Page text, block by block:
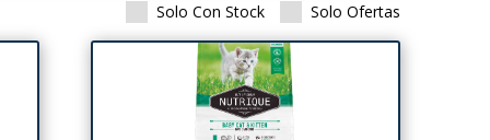
Solo Con Stock Solo Ofertas